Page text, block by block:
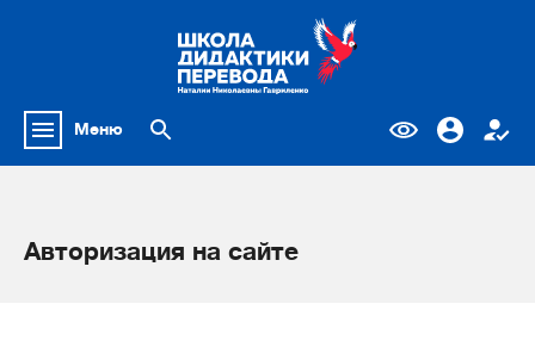
Меню
Авторизация на сайте